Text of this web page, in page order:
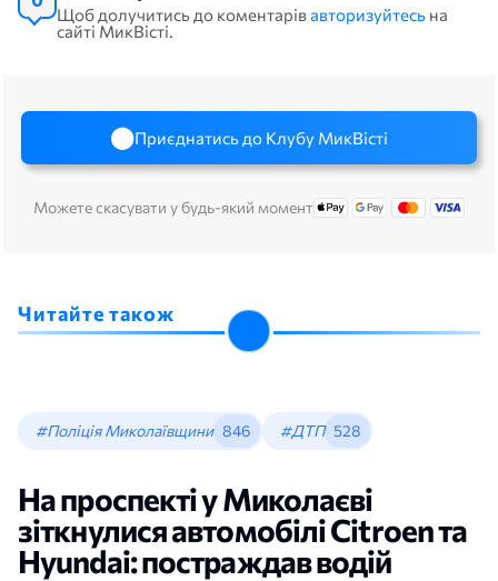
Щоб долучитись до коментарівавторизуйтесь на
сайті МикВісті.
Приєднатись до Клубу МикВісті
Можете скасувати у будь-який момент
Читайте також
#Поліція Миколаївщини 846 #ДТП 528
На проспекті у Миколаєві
зіткнулися автомобілі Citroen та
Hyundai: постраждав водій